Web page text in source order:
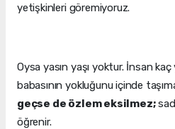
yetişkinleri göremiyoruz.
Oysa yasın yaşı yoktur. İnsan
babasının yokluğunu içinde
geçse de özlem eksilmez;
öğrenir.